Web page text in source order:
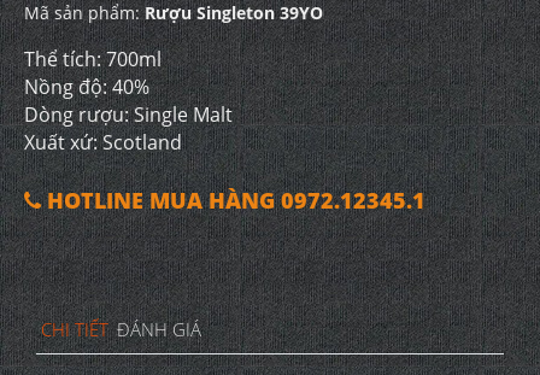
Mã sản phẩm:Rượu Singleton 39YO
Thể tích: 700ml
Nồng độ: 40%
Dòng rượu: Single Malt
Xuất xứ: Scotland
HOTLINE MUA HÀNG 0972.12345.1
CHI TIẾT ĐÁNH GIÁ